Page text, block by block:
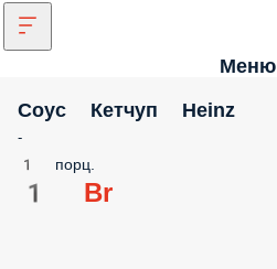
Меню
Соус Кетчуп Heinz
-
1 порц.
1 Br